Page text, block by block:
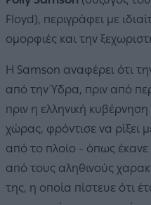
Floyd), περιγράφει με
ομορφιές και την
Η Samson αναφέρει ότι
από την Ύδρα, πριν από
πριν η ελληνική κυβέρνηση
χώρας, φρόντισε να ρίξει
από το πλοίο - όπως
από τους αληθινούς
της, η οποία πίστευε ότι